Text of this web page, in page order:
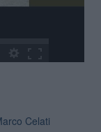
Celati